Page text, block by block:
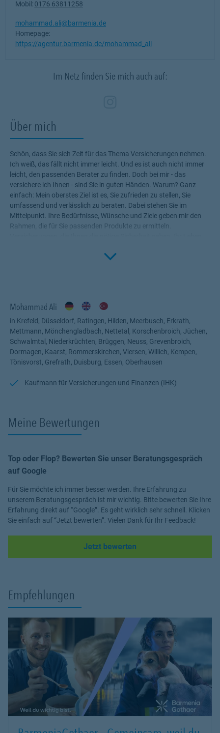
Über mich
Schön, dass Sie sich Zeit für das Thema Versicherungen nehmen.
Ich weiß, das fällt nicht immer leicht. Und es ist auch nicht immer
leicht, den passenden Berater zu finden. Doch bei mir - das
versichere ich Ihnen - sind Sie in guten Händen. Warum? Ganz
einfach: Mein oberstes Ziel ist es, Sie zufrieden zu stellen, Sie
umfassend und verlässlich zu beraten. Dabei stehen Sie im
Mittelpunkt. Ihre Bedürfnisse, Wünsche und Ziele geben mir den
Rahmen, die für Sie passenden Produkte zu ermitteln.
Fachwissen, meiner Begeisterung für alle Fragen rund um das
Click to
Mohammad Ali
in Krefeld, Düsseldorf, Ratingen, Hilden, Meerbusch, Erkrath,
Mettmann, Mönchengladbach, Nettetal, Korschenbroich, Jüchen,
Schwalmtal, Niederkrüchten, Brüggen, Neuss, Grevenbroich,
Dormagen, Kaarst, Rommerskirchen, Viersen, Willich, Kempen,
Tönisvorst, Grefrath, Duisburg, Essen, Oberhausen
Kaufmann für Versicherungen und Finanzen (IHK)
Mobil: 0176 63811258
mohammad.ali@barmenia.de
Homepage:
https://agentur.barmenia.de/mohammad_ali
Im Netz finden Sie mich auch auf:
Meine Bewertungen
Top oder Flop? Bewerten Sie unser Beratungsgespräch
auf Google
Für Sie möchte ich immer besser werden. Ihre Erfahrung zu
unserem Beratungsgespräch ist mir wichtig. Bitte bewerten Sie Ihre
Erfahrung direkt auf “Google”. Es geht wirklich sehr schnell. Klicken
Sie einfach auf “Jetzt bewerten”. Vielen Dank für Ihr Feedback!
Jetzt bewerten
Empfehlungen